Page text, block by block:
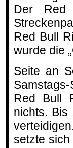
Der Red
Red Bull
wurde die
Seite an
Red Bull
nichts. Bis
setzte